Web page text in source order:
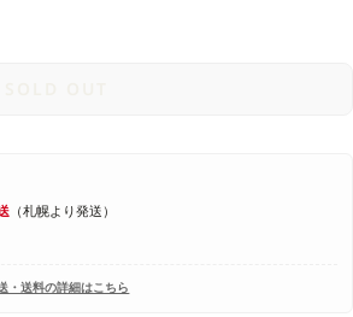
（札幌より発送）
・送料の詳細はこちら